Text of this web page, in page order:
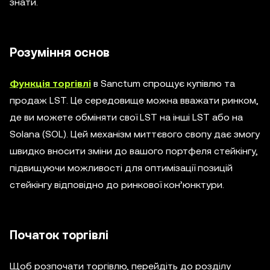
Розуміння основ
Функція торгівлі в Sanctum спрощує купівлю та
продаж LST. Це середовище можна вважати ринком,
де ви можете обміняти свої LST на інші LST або на
Solana (SOL). Цей механізм миттєвого свопу дає змогу
швидко вносити зміни до вашого портфеля стейкінгу,
підвищуючи можливості для оптимізації позицій
стейкінгу відповідно до ринкової кон’юнктури.
Початок торгівлі
Щоб розпочати торгівлю, перейдіть до розділу